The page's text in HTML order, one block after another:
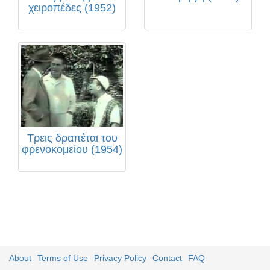
χειροπέδες (1952)
Τρεις δραπέται του
φρενοκομείου (1954)
About Terms of Use Privacy Policy Contact FAQ